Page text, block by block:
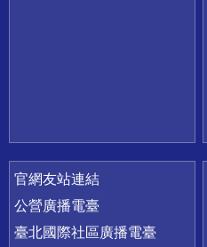
官網友站連結
公營廣播電臺
臺北國際社區廣播電臺